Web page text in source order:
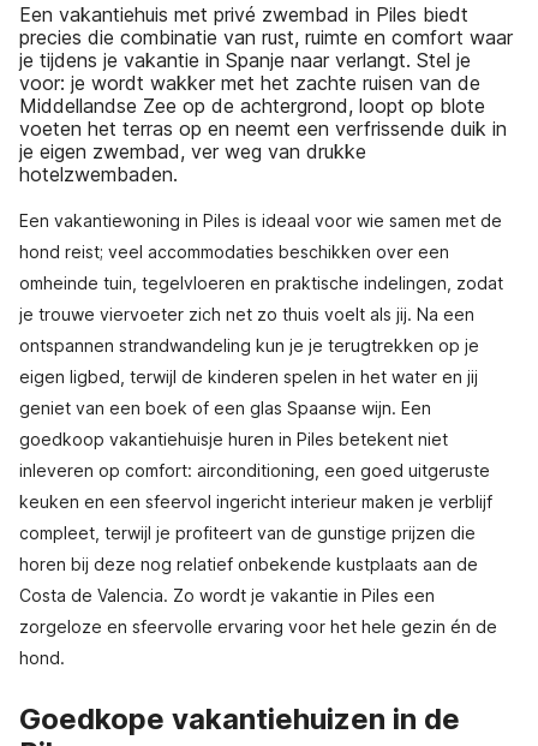
Een vakantiehuis met privé zwembad in Piles biedt
precies die combinatie van rust, ruimte en comfort waar
je tijdens je vakantie in Spanje naar verlangt. Stel je
voor: je wordt wakker met het zachte ruisen van de
Middellandse Zee op de achtergrond, loopt op blote
voeten het terras op en neemt een verfrissende duik in
je eigen zwembad, ver weg van drukke
hotelzwembaden.
Een vakantiewoning in Piles is ideaal voor wie samen met de
hond reist; veel accommodaties beschikken over een
omheinde tuin, tegelvloeren en praktische indelingen, zodat
je trouwe viervoeter zich net zo thuis voelt als jij. Na een
ontspannen strandwandeling kun je je terugtrekken op je
eigen ligbed, terwijl de kinderen spelen in het water en jij
geniet van een boek of een glas Spaanse wijn. Een
goedkoop vakantiehuisje huren in Piles betekent niet
inleveren op comfort: airconditioning, een goed uitgeruste
keuken en een sfeervol ingericht interieur maken je verblijf
compleet, terwijl je profiteert van de gunstige prijzen die
horen bij deze nog relatief onbekende kustplaats aan de
Costa de Valencia. Zo wordt je vakantie in Piles een
zorgeloze en sfeervolle ervaring voor het hele gezin én de
hond.
Goedkope vakantiehuizen in de